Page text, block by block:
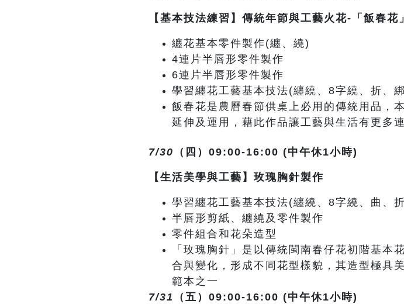
【基本技法練習】傳統年節與工藝火花-「飯春花
纏花基本零件製作(纏、繞)
4連片半唇形零件製作
6連片半唇形零件製作
學習纏花工藝基本技法(纏繞、8字繞、折、
飯春花是農曆春節供桌上必用的傳統用品，
延伸及運用，藉此作品讓工藝與生活有更多
7/30 （四）09:00-16:00 (中午休1小時)
【生活美學與工藝】玫瑰胸針製作
學習纏花工藝基本技法(纏繞、8字繞、曲、
半唇形剪紙、纏繞及零件製作
零件組合和花朵造型
「玫瑰胸針」是以傳統閩南春仔花初階基
合與變化，形成不同花型樣貌，其造型極具
範本之一
7/31
（五）09:00-16:00 (中午休1小時)